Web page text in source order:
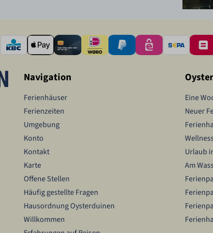
Navigation
Ferienhäuser
Ferienzeiten
Umgebung
Konto
Kontakt
Karte
Offene Stellen
Häufig gestellte Fragen
Hausordnung Oysterduinen
Willkommen
Eine
Neuer
Urlaub
Am